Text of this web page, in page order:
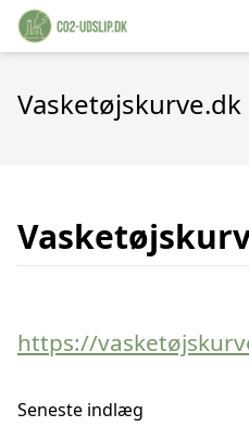
Vasketøjskurve.dk
https://
Seneste indlæg